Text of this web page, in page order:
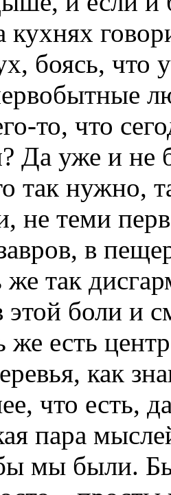
кухнях
боясь,
то, что
Да уже и не
так нужно,
не теми
в
же так
боли и
же есть
как
что есть,
пара
мы были.